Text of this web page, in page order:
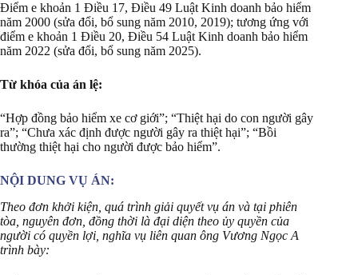
Điểm e khoản 1 Điều 17, Điều 49 Luật Kinh doanh bảo hiểm
năm 2000 (sửa đổi, bổ sung năm 2010, 2019); tương ứng với
điểm e khoản 1 Điều 20, Điều 54 Luật Kinh doanh bảo hiểm
năm 2022 (sửa đổi, bổ sung năm 2025).
Từ khóa của án lệ:
“Hợp đồng bảo hiểm xe cơ giới”; “Thiệt hại do con người gây
ra”; “Chưa xác định được người gây ra thiệt hại”; “Bồi
thường thiệt hại cho người được bảo hiểm”.
NỘI DUNG VỤ ÁN:
Theo đơn khởi kiện, quá trình giải quyết vụ án và tại phiên
tòa, nguyên đơn, đồng thời là đại diện theo ủy quyền của
người có quyền lợi, nghĩa vụ liên quan ông Vương Ngọc A
trình bày: